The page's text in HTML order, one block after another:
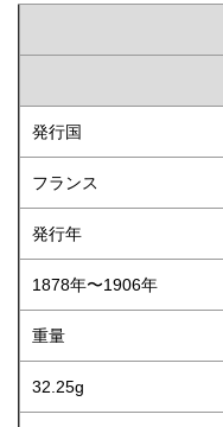
発行国
フランス
発行年
1878年〜1906年
重量
32.25g